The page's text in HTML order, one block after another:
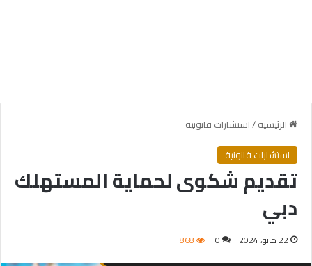
الرئيسية/استشارات قانونية
استشارات قانونية
تقديم شكوى لحماية المستهلك
دبي
22 مايو، 2024 0
868